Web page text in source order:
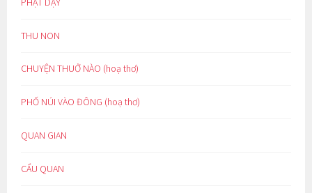
THU NON
CHUYỆN THUỞ NÀO (hoạ thơ)
PHỐ NÚI VÀO ĐÔNG (hoạ thơ)
QUAN GIAN
CẨU QUAN